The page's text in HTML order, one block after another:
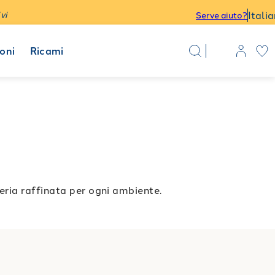
Serve aiuto?
Ricami
raffinata per ogni ambiente.